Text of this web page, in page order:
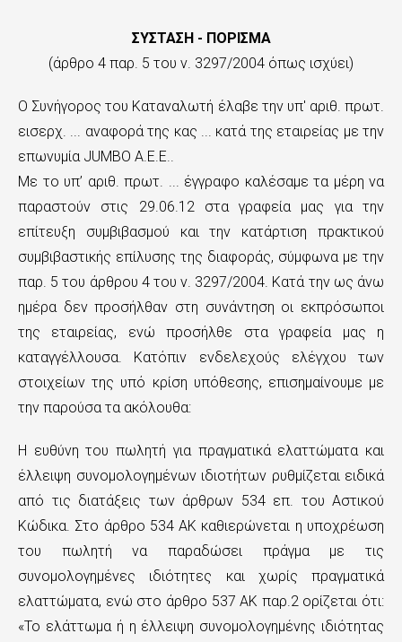
ΣΥΣΤΑΣΗ - ΠΟΡΙΣΜΑ
(άρθρο 4 παρ. 5 του ν. 3297/2004 όπως ισχύει)
Ο Συνήγορος του Καταναλωτή έλαβε την υπ' αριθ. πρωτ.
εισερχ. ... αναφορά της κας ... κατά της εταιρείας με την
επωνυμία JUMBO Α.Ε.Ε..
Με το υπ’ αριθ. πρωτ. ... έγγραφο καλέσαμε τα μέρη να
παραστούν στις 29.06.12 στα γραφεία μας για την
επίτευξη συμβιβασμού και την κατάρτιση πρακτικού
συμβιβαστικής επίλυσης της διαφοράς, σύμφωνα με την
παρ. 5 του άρθρου 4 του ν. 3297/2004. Κατά την ως άνω
ημέρα δεν προσήλθαν στη συνάντηση οι εκπρόσωποι
της εταιρείας, ενώ προσήλθε στα γραφεία μας η
καταγγέλλουσα. Κατόπιν ενδελεχούς ελέγχου των
στοιχείων της υπό κρίση υπόθεσης, επισημαίνουμε με
την παρούσα τα ακόλουθα:
Η ευθύνη του πωλητή για πραγματικά ελαττώματα και
έλλειψη συνομολογημένων ιδιοτήτων ρυθμίζεται ειδικά
από τις διατάξεις των άρθρων 534 επ. του Αστικού
Κώδικα. Στο άρθρο 534 ΑΚ καθιερώνεται η υποχρέωση
του πωλητή να παραδώσει πράγμα με τις
συνομολογημένες ιδιότητες και χωρίς πραγματικά
ελαττώματα, ενώ στο άρθρο 537 ΑΚ παρ.2 ορίζεται ότι:
«Το ελάττωμα ή η έλλειψη συνομολογημένης ιδιότητας